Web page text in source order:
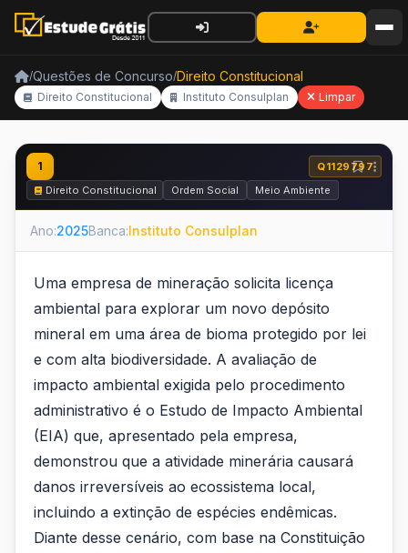
/Questões de Concurso/Direito Constitucional
Direito Constitucional Instituto Consulplan Limpar
1
Q1129797
Direito Constitucional
Ordem Social Meio Ambiente
Ano:2025Banca:Instituto Consulplan
Uma empresa de mineração solicita licença
ambiental para explorar um novo depósito
mineral em uma área de bioma protegido por lei
e com alta biodiversidade. A avaliação de
impacto ambiental exigida pelo procedimento
administrativo é o Estudo de Impacto Ambiental
(EIA) que, apresentado pela empresa,
demonstrou que a atividade minerária causará
danos irreversíveis ao ecossistema local,
incluindo a extinção de espécies endêmicas.
Diante desse cenário, com base na Constituição